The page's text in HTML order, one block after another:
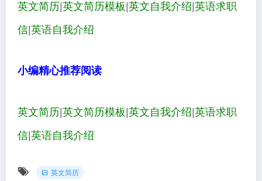
英文简历|英文简历模板|英文自我介绍|英语求职
信|英语自我介绍
小编精心推荐阅读
英文简历|英文简历模板|英文自我介绍|英语求职
信|英语自我介绍
英文简历